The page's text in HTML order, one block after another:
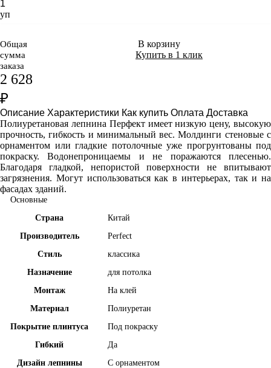
уп
Общая
сумма
заказа
2 628
₽
В корзину
Купить в 1 клик
Описание Характеристики Как купить Оплата Доставка
Полиуретановая лепнина Перфект имеет низкую цену, высокую
прочность, гибкость и минимальный вес. Молдинги стеновые с
орнаментом или гладкие потолочные уже прогрунтованы под
покраску. Водонепроницаемы и не поражаются плесенью.
Благодаря гладкой, непористой поверхности не впитывают
загрязнения. Могут использоваться как в интерьерах, так и на
фасадах зданий.
Основные
Страна
Китай
Производитель
Perfect
Стиль
классика
Назначение
для потолка
Монтаж
На клей
Материал
Полиуретан
Покрытие плинтуса
Под покраску
Гибкий
Да
Дизайн лепнины
С орнаментом